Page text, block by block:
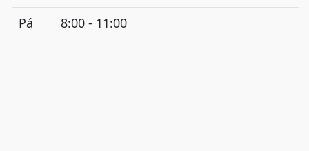
Pá
8:00 - 11:00